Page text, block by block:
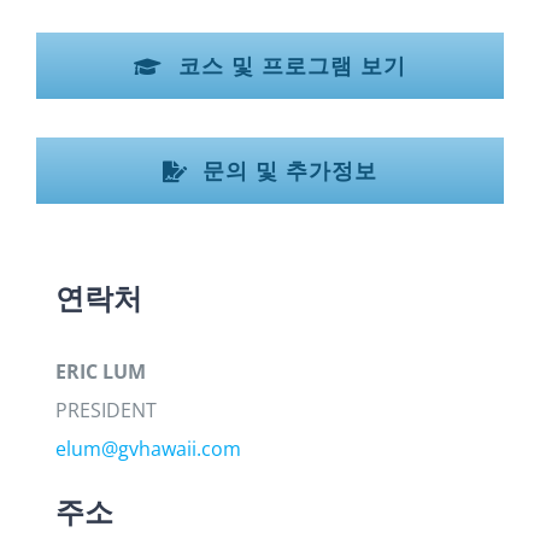
코스 및 프로그램 보기
문의 및 추가정보
연락처
ERIC LUM
PRESIDENT
elum@gvhawaii.com
주소